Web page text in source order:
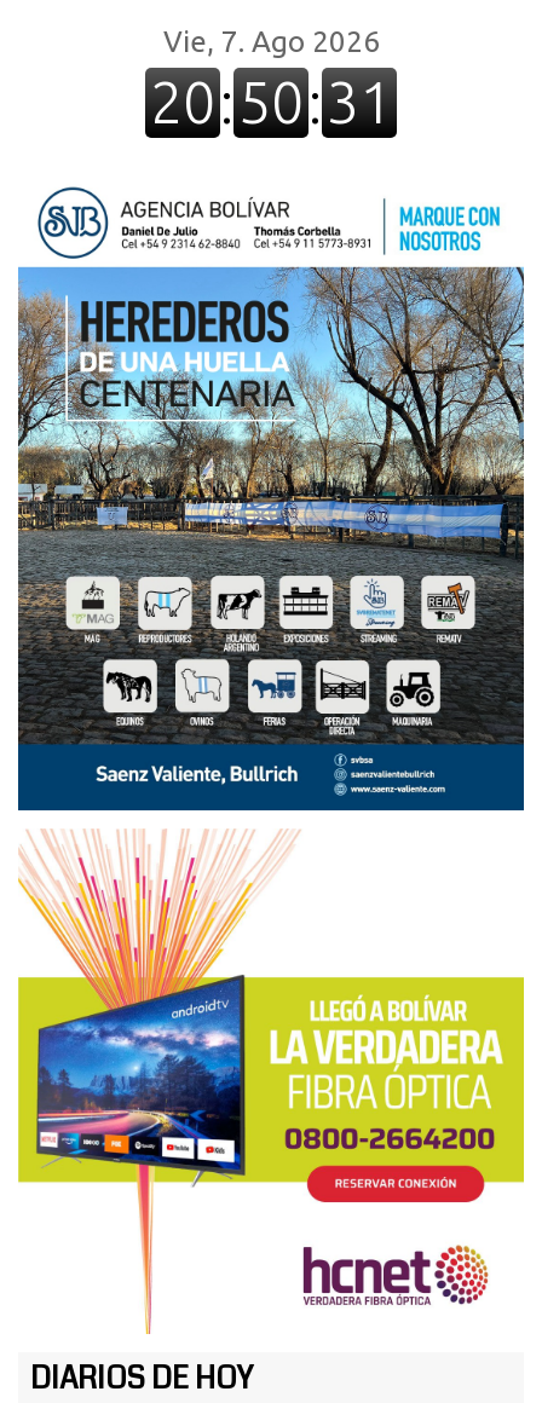
DIARIOS DE HOY